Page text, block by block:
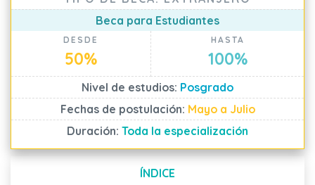
Beca para Estudiantes
DESDE
50%
HASTA
100%
Nivel de estudios: Posgrado
Fechas de postulación: Mayo a Julio
Duración: Toda la especialización
ÍNDICE